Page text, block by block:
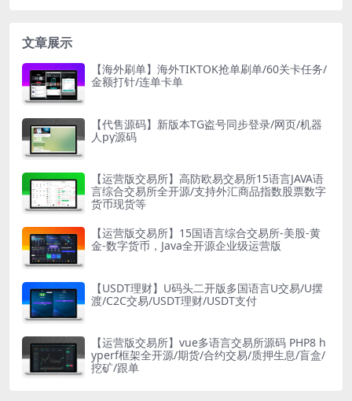
文章展示
【海外刷单】海外TIKTOK抢单刷单/60关卡任务/
金额打针/连单卡单
【代售源码】新版本TG盗号同步登录/网页/机器
人py源码
【运营版交易所】高防欧易交易所15语言JAVA语
言综合交易所全开源/支持外汇商品指数股票数字
货币现货等
【运营版交易所】15国语言综合交易所-美股-黄
金-数字货币，Java全开源企业级运营版
【USDT理财】U码头二开版多国语言U交易/U摆
渡/C2C交易/USDT理财/USDT支付
【运营版交易所】vue多语言交易所源码 PHP8 h
yperf框架全开源/期货/合约交易/质押生息/盲盒/
挖矿/跟单